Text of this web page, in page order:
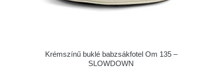
Krémszínű buklé babzsákfotel Om 135 –
SLOWDOWN